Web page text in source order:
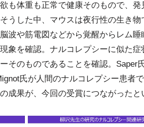
も体重も正常で健康そのもので、発
うした中、マウスは夜行性の生き物
波や筋電図などから覚醒からレム睡
象を確認。ナルコレプシーに似た症
そのものであることを確認。Saper
氏が人間のナルコレプシー患者
成果が、今回の受賞につながったと